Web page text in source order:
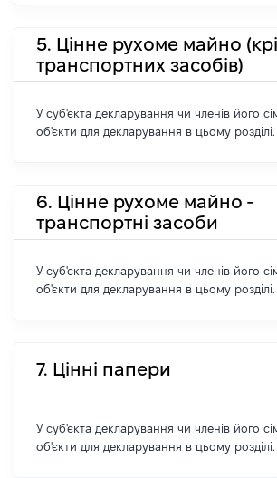
5. Цінне рухоме майно
транспортних засобів)
У суб'єкта декларування чи членів його
об'єкти для декларування в цьому розділі.
6. Цінне рухоме майно -
транспортні засоби
У суб'єкта декларування чи членів його
об'єкти для декларування в цьому розділі.
7. Цінні папери
У суб'єкта декларування чи членів його
об'єкти для декларування в цьому розділі.